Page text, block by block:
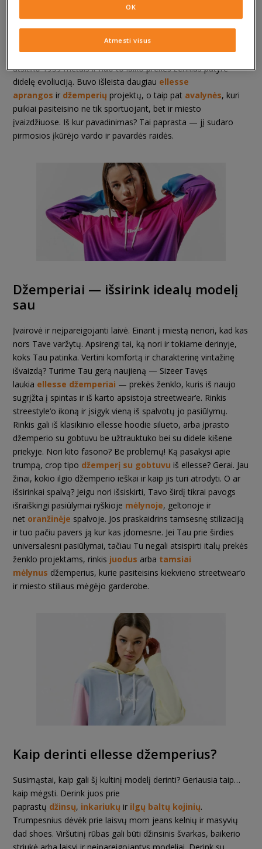
pat patogumą, kurio trūko iki šiol egzistavusiuose
pasiūlymuose. Netrukus jo stilius taip patiko fizinio aktyvo
mėgėjams, kad vyras nusprendė įkurti savo fabriką. Tai
atsitiko 1959 metais ir nuo to laiko prekės ženklas patyrė
didelę evoliuciją. Buvo išleista daugiau ellesse
aprangos ir džemperių projektų, o taip pat avalynės, kuri
puikiai pasiteisino ne tik sportuojant, bet ir miesto
įvaizdžiuose. Iš kur pavadinimas? Tai paprasta — jį sudaro
pirmosios įkūrėjo vardo ir pavardės raidės.
Džemperiai — išsirink idealų modelį
sau
Įvairovė ir neįpareigojanti laivė. Einant į miestą nenori, kad kas
nors Tave varžytų. Apsirengi tai, ką nori ir tokiame derinyje,
koks Tau patinka. Vertini komfortą ir charakterinę vintažinę
išvaizdą? Turime Tau gerą naujieną — Sizeer Tavęs
laukia ellesse džemperiai — prekės ženklo, kuris iš naujo
sugrįžta į spintas ir iš karto apsistoja streetwear‘e. Rinkis
streestyle‘o ikoną ir įsigyk vieną iš spalvotų jo pasiūlymų.
Rinkis gali iš klasikinio ellesse hoodie silueto, arba įprasto
džemperio su gobtuvu be užtrauktuko bei su didele kišene
priekyje. Nori kito fasono? Be problemų! Ką pasakysi apie
trumpą, crop tipo džemperį su gobtuvu iš ellesse? Gerai. Jau
žinai, kokio ilgio džemperio ieškai ir kaip jis turi atrodyti. O ar
išsirinkai spalvą? Jeigu nori išsiskirti, Tavo širdį tikrai pavogs
išraiškingi pasiūlymai ryškioje mėlynoje, geltonoje ir
net oranžinėje spalvoje. Jos praskaidrins tamsesnę stilizaciją
ir tuo pačiu pavers ją kur kas įdomesne. Jei Tau prie širdies
universalesni pasiūlymai, tačiau Tu negali atsispirti italų prekės
ženklo projektams, rinkis juodus arba tamsiai
mėlynus džemperius, kurie pasiteisins kiekvieno streetwear‘o
ir miesto stiliaus mėgėjo garderobe.
Kaip derinti ellesse džemperius?
Susimąstai, kaip gali šį kultinį modelį derinti? Geriausia taip…
kaip mėgsti. Derink juos prie
paprastų džinsų, inkariukų ir ilgų baltų kojinių.
Trumpesnius dėvėk prie laisvų mom jeans kelnių ir masyvių
dad shoes. Viršutinį rūbas gali būti džinsinis švarkas, baikerio
Atmesti visus
OK